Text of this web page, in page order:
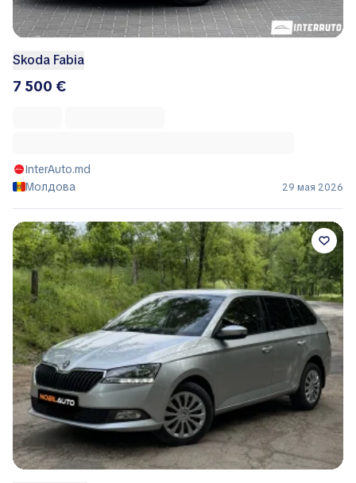
Skoda Fabia
7 500 €
InterAuto.md
Молдова
29 мая 2026